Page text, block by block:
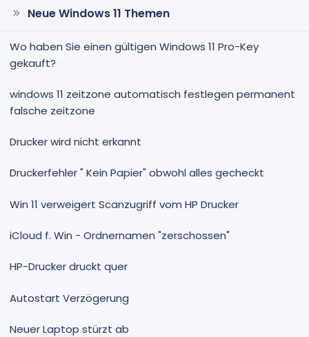
Neue Windows 11 Themen
Wo haben Sie einen gültigen Windows 11 Pro-Key
gekauft?
windows 11 zeitzone automatisch festlegen permanent
falsche zeitzone
Drucker wird nicht erkannt
Druckerfehler " Kein Papier" obwohl alles gecheckt
Win 11 verweigert Scanzugriff vom HP Drucker
iCloud f. Win - Ordnernamen "zerschossen"
HP-Drucker druckt quer
Autostart Verzögerung
Neuer Laptop stürzt ab